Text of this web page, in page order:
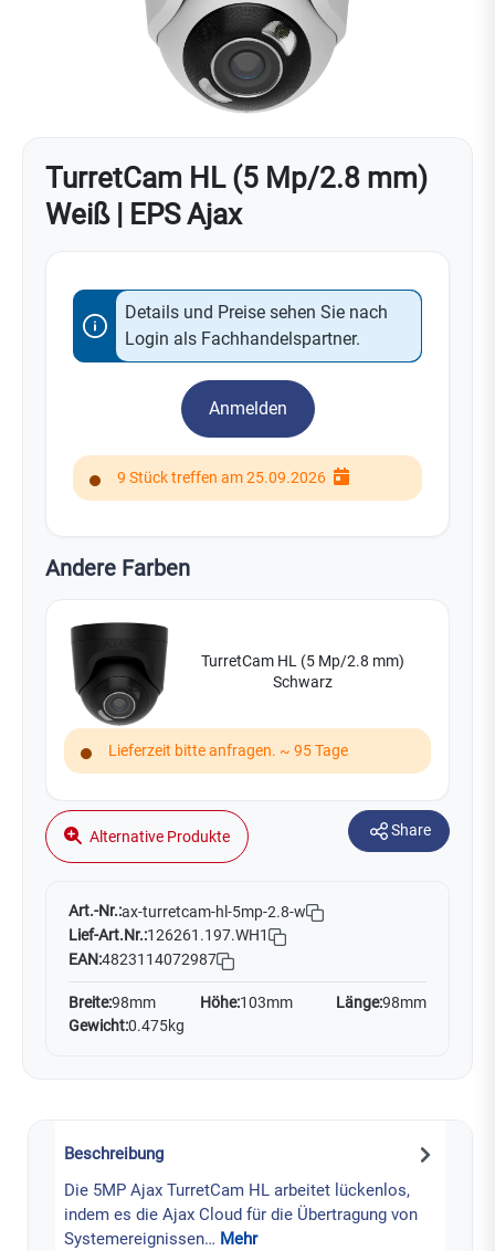
TurretCam HL (5 Mp/2.8 mm)
Weiß | EPS Ajax
Details und Preise sehen Sie nach
Login als Fachhandelspartner.
Anmelden
9 Stück treffen am 25.09.2026
Andere Farben
TurretCam HL (5 Mp/2.8 mm)
Schwarz
Lieferzeit bitte anfragen. ~ 95 Tage
Alternative Produkte Share
Art.-Nr.:ax-turretcam-hl-5mp-2.8-w
Lief-Art.Nr.:126261.197.WH1
EAN:4823114072987
Breite:98mm Höhe:103mm Länge:98mm
Gewicht:0.475kg
Beschreibung
Die 5MP Ajax TurretCam HL arbeitet lückenlos,
indem es die Ajax Cloud für die Übertragung von
Systemereignissen… Mehr